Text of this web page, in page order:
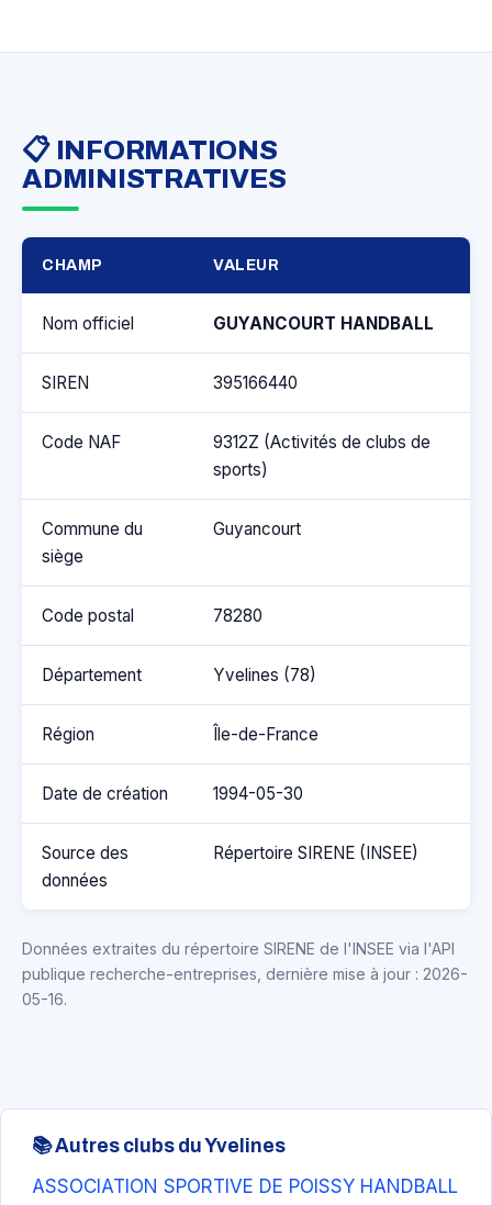
📋 INFORMATIONS
ADMINISTRATIVES
CHAMP VALEUR
Nom officiel GUYANCOURT HANDBALL
SIREN 395166440
Code NAF
9312Z (Activités de clubs de
sports)
Commune du
siège
Guyancourt
Code postal 78280
Département Yvelines (78)
Région Île-de-France
Date de création 1994-05-30
Source des
données
Répertoire SIRENE (INSEE)
Données extraites du répertoire SIRENE de l'INSEE via l'API
publique recherche-entreprises, dernière mise à jour : 2026-
05-16.
📚 Autres clubs du Yvelines
ASSOCIATION SPORTIVE DE POISSY HANDBALL